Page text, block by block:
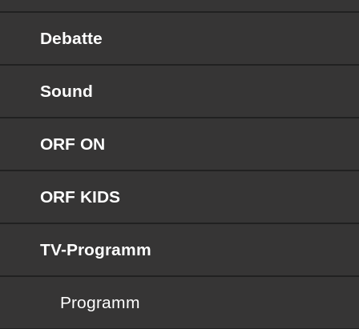
Debatte
Sound
ORF ON
ORF KIDS
TV-Programm
Programm